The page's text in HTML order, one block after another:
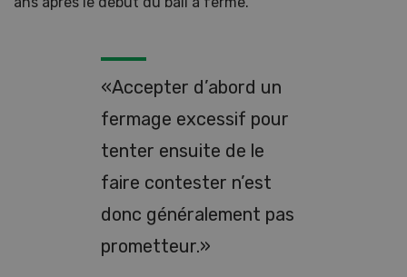
«Accepter d’abord un
fermage excessif pour
tenter ensuite de le
faire contester n’est
donc généralement pas
prometteur.»